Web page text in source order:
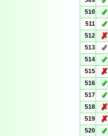
510
✓
511
✓
512
✗
513
✓
514
✓
515
✗
516
✓
517
✓
518
✗
519
✗
520
✓